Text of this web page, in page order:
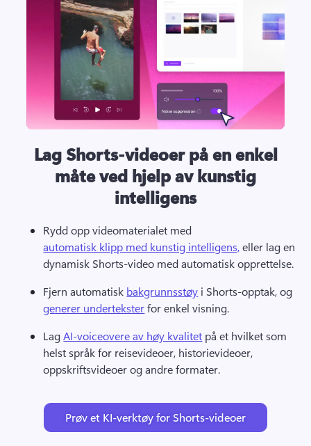
Lag Shorts-videoer på en enkel
måte ved hjelp av kunstig
intelligens
Rydd opp videomaterialet med
automatisk klipp med kunstig intelligens, eller lag en
Fjern automatisk bakgrunnsstøy i Shorts-opptak, og
generer undertekster for enkel visning.
Lag AI-voiceovere av høy kvalitet på et hvilket som
helst språk for reisevideoer, historievideoer,
oppskriftsvideoer og andre formater.
Prøv et KI-verktøy for Shorts-videoer